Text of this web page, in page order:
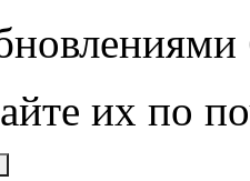
их по